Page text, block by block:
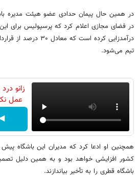
در همین حال پیمان حدادی عضو هیئت مدیره
درآمدزایی کرده است که
تیم می‌شود.
زانو
عمل
همچنین او ادعا کرد که مدیران این باشگاه
کشور افزایشی خواهد بود و به همین دلیل
باشگاه قطری را به تأخیر بیاندازند.